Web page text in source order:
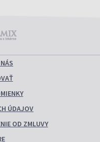
ÚDAJOV
OD ZMLUVY